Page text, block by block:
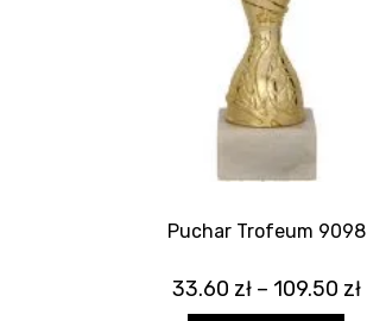
Puchar Trofeum 9098
33.60 zł – 109.50 zł